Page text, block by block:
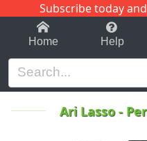
Subscribe today
1-9 C
Home Help
Ari Lasso-